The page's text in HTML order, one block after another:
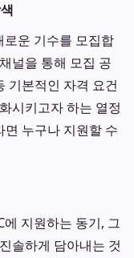
로운 기수를 모집합
널을 통해 모집 공
기본적인 자격 요건
시키고자 하는 열정
누구나 지원할 수
지원하는 동기, 그
솔하게 담아내는 것